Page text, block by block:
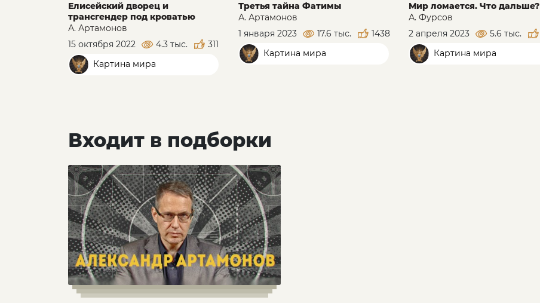
Елисейский дворец и
трансгендер под кроватью
А. Артамонов
15 октября 2022
4.3 тыс.
311
Картина мира
Третья тайна Фатимы
А. Артамонов
1 января 2023
17.6 тыс.
1438
Картина мира
Мир ломается. Что дальше?
А. Фурсов
2 апреля 2023
5.6 тыс.
Картина мира
Входит в подборки